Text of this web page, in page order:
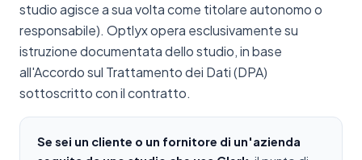
studio agisce a sua volta come titolare autonomo o
responsabile). Optlyx opera esclusivamente su
istruzione documentata dello studio, in base
all'Accordo sul Trattamento dei Dati (DPA)
sottoscritto con il contratto.
Se sei un cliente o un fornitore di un'azienda